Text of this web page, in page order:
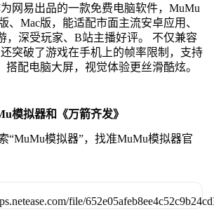
网易出品的一款免费电脑软件，MuMu
、Mac版，能适配市面主流安卓应用、
，深受玩家、B站主播好评。 不仅兼容
突破了游戏在手机上的帧率限制，支持
搭配电脑大屏，视觉体验更丝滑酷炫。
模拟器和《万箭齐发》
“MuMu模拟器”，找准MuMu模拟器官